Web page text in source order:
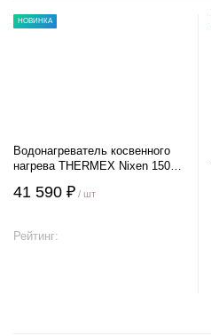
НОВИНКА
Водонагреватель косвенного
нагрева THERMEX Nixen 150 F
41 590 ₽ / шт
Рейтинг: